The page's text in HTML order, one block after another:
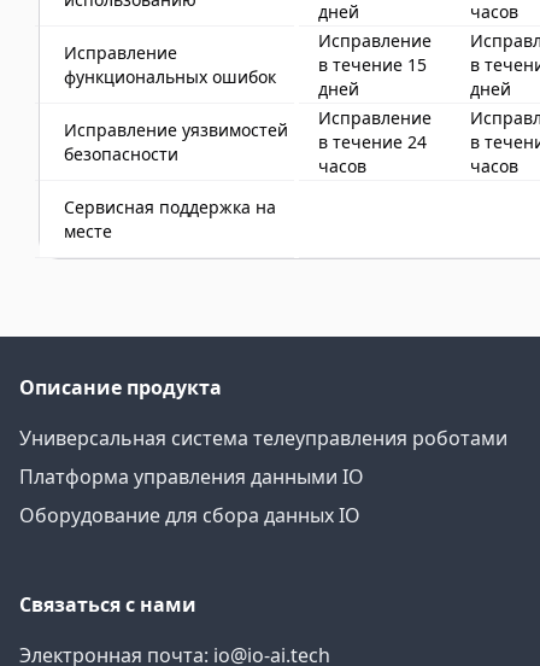
Исправление
функциональных ошибок
Исправление уязвимостей
безопасности
Сервисная поддержка на
месте
дней
Исправление
в течение 15
дней
Исправление
в течение 24
часов
часов
в
дней
в
часов
Описание продукта
Универсальная система телеуправления роботами
Платформа управления данными IO
Оборудование для сбора данных IO
Связаться с нами
Электронная почта: io@io-ai.tech